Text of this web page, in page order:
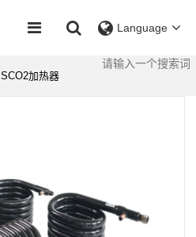
Language
SCO2加热器